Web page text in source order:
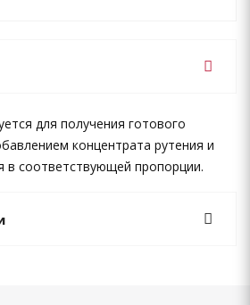
для получения готового
концентрата рутения и
в соответствующей пропорции.